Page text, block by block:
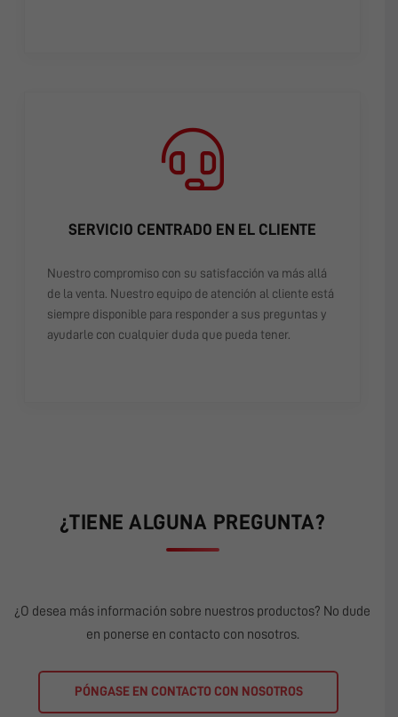
SERVICIO CENTRADO EN EL CLIENTE
Nuestro compromiso con su satisfacción va más allá
de la venta. Nuestro equipo de atención al cliente está
siempre disponible para responder a sus preguntas y
ayudarle con cualquier duda que pueda tener.
¿TIENE ALGUNA PREGUNTA?
¿O desea más información sobre nuestros productos? No dude
en ponerse en contacto con nosotros.
PÓNGASE EN CONTACTO CON NOSOTROS